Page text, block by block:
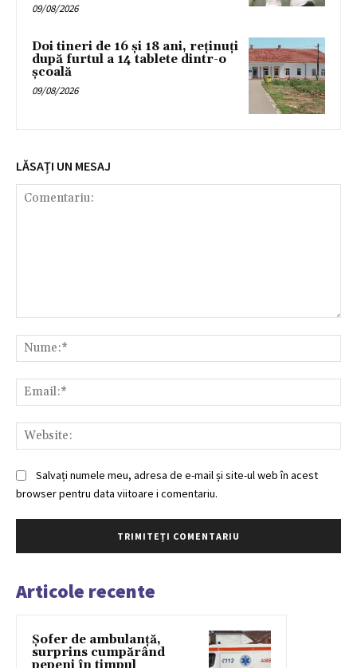
09/08/2026
Doi tineri de 16 și 18 ani, reținuți
după furtul a 14 tablete dintr-o
școală
09/08/2026
LĂSAȚI UN MESAJ
Salvați numele meu, adresa de e-mail și site-ul web în acest
browser pentru data viitoare i comentariu.
Articole recente
Șofer de ambulanță,
surprins cumpărând